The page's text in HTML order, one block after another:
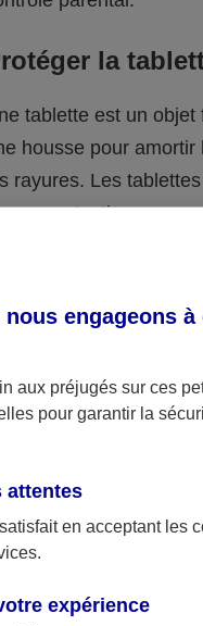
la
tablette est un objet
housse pour amortir
rayures. Les
ces protections.
grâce à un
un
contrôler
Vous pouvez
parental.
nous engageons
aux préjugés sur ces
pour garantir la
attentes
en acceptant les
expérience